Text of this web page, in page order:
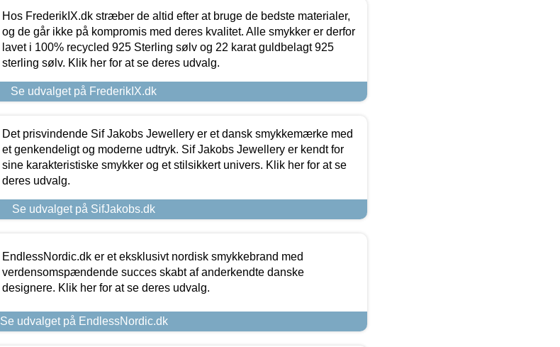
Hos FrederikIX.dk stræber de altid efter at bruge de bedste materialer,
og de går ikke på kompromis med deres kvalitet. Alle smykker er derfor
lavet i 100% recycled 925 Sterling sølv og 22 karat guldbelagt 925
sterling sølv. Klik her for at se deres udvalg.
Se udvalget på FrederikIX.dk
Det prisvindende Sif Jakobs Jewellery er et dansk smykkemærke med
et genkendeligt og moderne udtryk. Sif Jakobs Jewellery er kendt for
sine karakteristiske smykker og et stilsikkert univers. Klik her for at se
deres udvalg.
Se udvalget på SifJakobs.dk
EndlessNordic.dk er et eksklusivt nordisk smykkebrand med
verdensomspændende succes skabt af anderkendte danske
designere. Klik her for at se deres udvalg.
Se udvalget på EndlessNordic.dk